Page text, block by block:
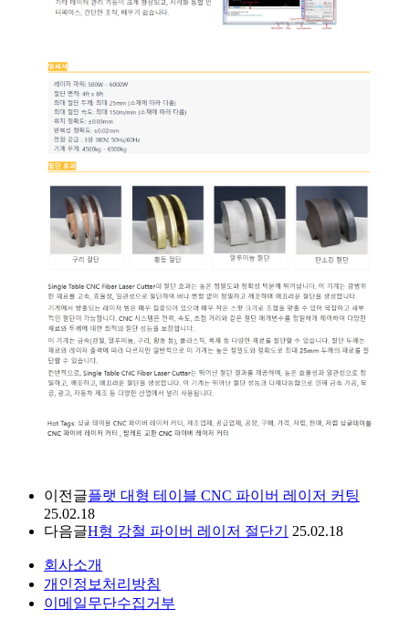
이전글플랫 대형 테이블 CNC 파이버 레이저 커팅
25.02.18
다음글H형 강철 파이버 레이저 절단기 25.02.18
회사소개
개인정보처리방침
이메일무단수집거부